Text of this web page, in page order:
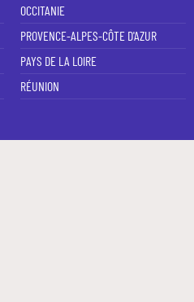
OCCITANIE
PROVENCE-ALPES-CÔTE D'AZUR
PAYS DE LA LOIRE
RÉUNION